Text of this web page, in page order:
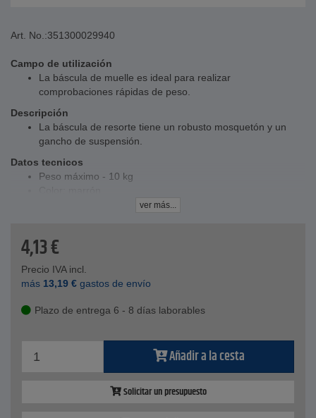
Art. No.:351300029940
Campo de utilización
La báscula de muelle es ideal para realizar
comprobaciones rápidas de peso.
Descripción
La báscula de resorte tiene un robusto mosquetón y un
gancho de suspensión.
Datos tecnicos
Peso máximo - 10 kg
ver más...
4,13€
Precio IVA incl.
más 13,19 € gastos de envío
Plazo de entrega 6 - 8 días laborables
Añadir a la cesta
Solicitar un presupuesto